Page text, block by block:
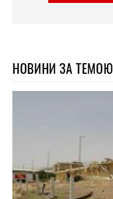
НОВИНИ ЗА ТЕМОЮ